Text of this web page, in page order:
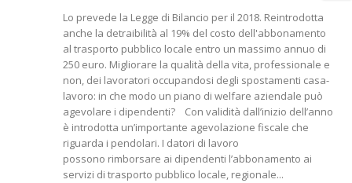
Lo prevede la Legge di Bilancio per il 2018. Reintrodotta
anche la detraibilità al 19% del costo dell'abbonamento
al trasporto pubblico locale entro un massimo annuo di
250 euro. Migliorare la qualità della vita, professionale e
non, dei lavoratori occupandosi degli spostamenti casa-
lavoro: in che modo un piano di welfare aziendale può
agevolare i dipendenti? Con validità dall’inizio dell’anno
è introdotta un’importante agevolazione fiscale che
riguarda i pendolari. I datori di lavoro
possono rimborsare ai dipendenti l’abbonamento ai
servizi di trasporto pubblico locale, regionale...